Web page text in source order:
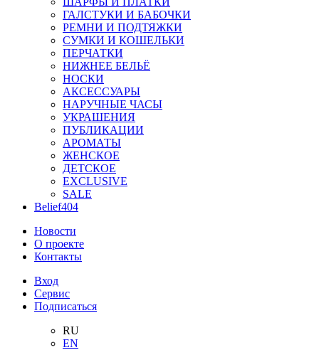
ГАЛСТУКИ И БАБОЧКИ
РЕМНИ И ПОДТЯЖКИ
СУМКИ И КОШЕЛЬКИ
ПЕРЧАТКИ
НИЖНЕЕ БЕЛЬЁ
НОСКИ
АКСЕССУАРЫ
НАРУЧНЫЕ ЧАСЫ
УКРАШЕНИЯ
ПУБЛИКАЦИИ
АРОМАТЫ
ЖЕНСКОЕ
ДЕТСКОЕ
EXCLUSIVE
SALE
Belief404
Новости
О проекте
Контакты
Вход
Сервис
Подписаться
RU
EN